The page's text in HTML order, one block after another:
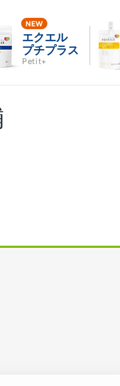
エクエル
プチプラス
Petit+